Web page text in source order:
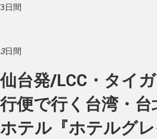
3日間
3日間
仙台発/LCC・タイ
行便で行く台湾・
ホテル『ホテルグ